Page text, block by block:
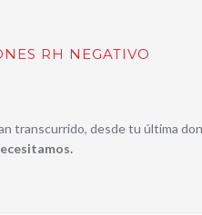
RH NEGATIVO
transcurrido, desde tu última